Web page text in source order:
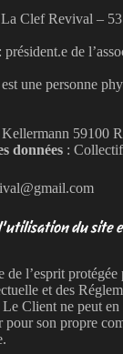
Clef Revival – 53
: président.e de
une personne
59100
données : Collectif
du site
l’esprit protégée
et des
Client ne peut en
son propre